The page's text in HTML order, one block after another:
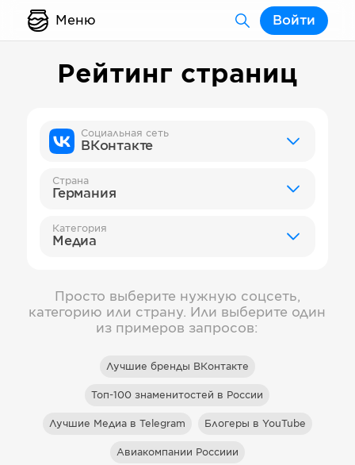
Меню Войти
Рейтинг страниц
Социальная сеть
ВКонтакте
Страна
Германия
Категория
Медиа
Просто выберите нужную соцсеть,
категорию или страну. Или выберите один
из примеров запросов:
Лучшие бренды ВКонтакте
Топ-100 знаменитостей в России
Лучшие Медиа в Telegram Блогеры в YouTube
Авиакомпании Россиии